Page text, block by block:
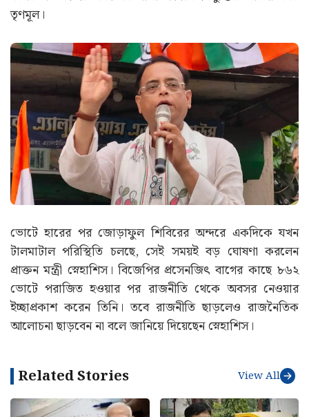
তৃণমূল।
ভোটে হারের পর জোড়াফুল শিবিরের অন্দরে একদিকে যখন
টালমাটাল পরিস্থিতি চলছে, সেই সময়ই বড় ঘোষণা করলেন
প্রাক্তন মন্ত্রী স্নেহাশিস। বিজেপির প্রসেনজিৎ বাগের কাছে ৮৬২
ভোটে পরাজিত হওয়ার পর রাজনীতি থেকে অবসর নেওয়ার
ইচ্ছাপ্রকাশ করেন তিনি। তবে রাজনীতি ছাড়লেও রাজনৈতিক
আলোচনা ছাড়বেন না বলে জানিয়ে দিয়েছেন স্নেহাশিস।
Related Stories View All